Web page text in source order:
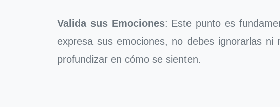
Valida sus Emociones: Este punto es
expresa sus emociones, no debes ignorarlas
profundizar en cómo se sienten.